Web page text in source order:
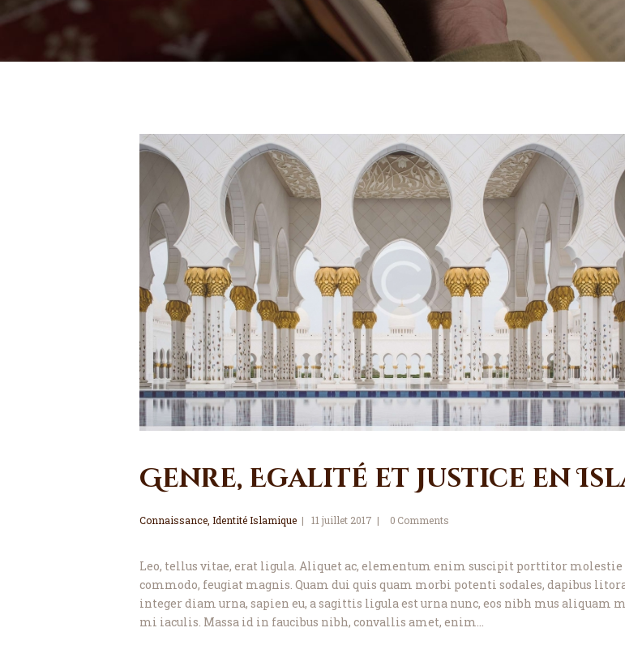
Genre, Egalité et Justice en
Connaissance, Identité Islamique 11 juillet 2017 0 Comments
Leo, tellus vitae, erat ligula. Aliquet ac, elementum enim suscipit porttitor molestie
commodo, feugiat magnis. Quam dui quis quam morbi potenti sodales, dapibus
integer diam urna, sapien eu, a sagittis ligula est urna nunc, eos nibh mus aliquam
mi iaculis. Massa id in faucibus nibh, convallis amet, enim…